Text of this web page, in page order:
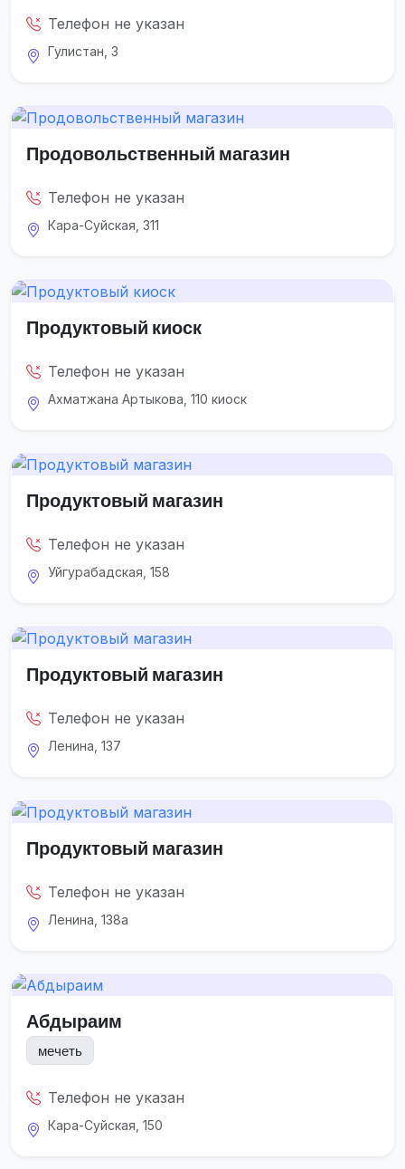
Телефон не указан
Гулистан, 3
Продовольственный магазин
Телефон не указан
Кара-Суйская, 311
Продуктовый киоск
Телефон не указан
Ахматжана Артыкова, 110 киоск
Продуктовый магазин
Телефон не указан
Уйгурабадская, 158
Продуктовый магазин
Телефон не указан
Ленина, 137
Продуктовый магазин
Телефон не указан
Ленина, 138а
Абдыраим
мечеть
Телефон не указан
Кара-Суйская, 150